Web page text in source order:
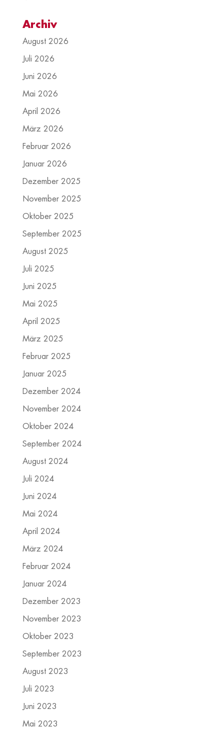
Archiv
August 2026
Juli 2026
Juni 2026
Mai 2026
April 2026
März 2026
Februar 2026
Januar 2026
Dezember 2025
November 2025
Oktober 2025
September 2025
August 2025
Juli 2025
Juni 2025
Mai 2025
April 2025
März 2025
Februar 2025
Januar 2025
Dezember 2024
November 2024
Oktober 2024
September 2024
August 2024
Juli 2024
Juni 2024
Mai 2024
April 2024
März 2024
Februar 2024
Januar 2024
Dezember 2023
November 2023
Oktober 2023
September 2023
August 2023
Juli 2023
Juni 2023
Mai 2023